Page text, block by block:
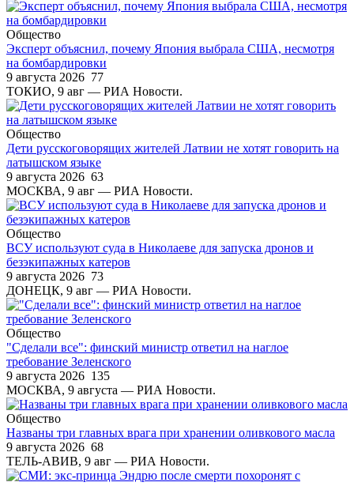
Общество
Эксперт объяснил, почему Япония выбрала США, несмотря
на бомбардировки
9 августа 2026 77
ТОКИО, 9 авг — РИА Новости.
Общество
Дети русскоговорящих жителей Латвии не хотят говорить на
латышском языке
9 августа 2026 63
МОСКВА, 9 авг — РИА Новости.
Общество
ВСУ используют суда в Николаеве для запуска дронов и
безэкипажных катеров
9 августа 2026 73
ДОНЕЦК, 9 авг — РИА Новости.
Общество
"Сделали все": финский министр ответил на наглое
требование Зеленского
9 августа 2026 135
МОСКВА, 9 августа — РИА Новости.
Общество
Названы три главных врага при хранении оливкового масла
9 августа 2026 68
ТЕЛЬ-АВИВ, 9 авг — РИА Новости.